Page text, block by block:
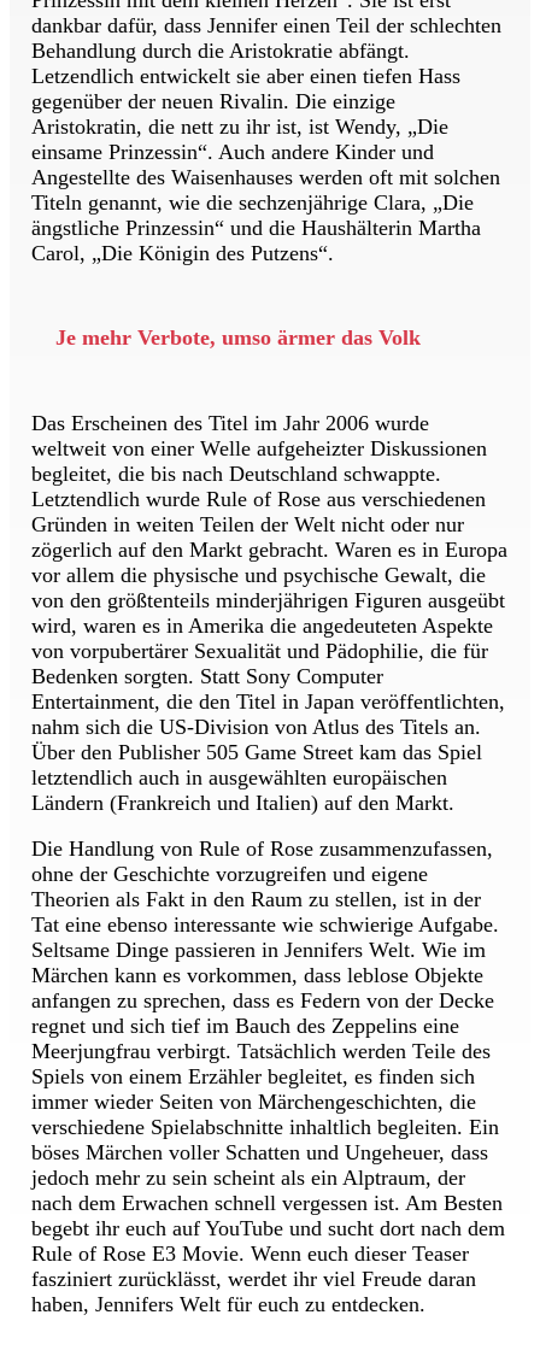
dankbar dafür, dass Jennifer einen Teil der schlechten
Behandlung durch die Aristokratie abfängt.
Letzendlich entwickelt sie aber einen tiefen Hass
gegenüber der neuen Rivalin. Die einzige
Aristokratin, die nett zu ihr ist, ist Wendy, „Die
einsame Prinzessin“. Auch andere Kinder und
Angestellte des Waisenhauses werden oft mit solchen
Titeln genannt, wie die sechzenjährige Clara, „Die
ängstliche Prinzessin“ und die Haushälterin Martha
Carol, „Die Königin des Putzens“.
Je mehr Verbote, umso ärmer das Volk
Das Erscheinen des Titel im Jahr 2006 wurde
weltweit von einer Welle aufgeheizter Diskussionen
begleitet, die bis nach Deutschland schwappte.
Letztendlich wurde Rule of Rose aus verschiedenen
Gründen in weiten Teilen der Welt nicht oder nur
zögerlich auf den Markt gebracht. Waren es in Europa
vor allem die physische und psychische Gewalt, die
von den größtenteils minderjährigen Figuren ausgeübt
wird, waren es in Amerika die angedeuteten Aspekte
von vorpubertärer Sexualität und Pädophilie, die für
Bedenken sorgten. Statt Sony Computer
Entertainment, die den Titel in Japan veröffentlichten,
nahm sich die US-Division von Atlus des Titels an.
Über den Publisher 505 Game Street kam das Spiel
letztendlich auch in ausgewählten europäischen
Ländern (Frankreich und Italien) auf den Markt.
Die Handlung von Rule of Rose zusammenzufassen,
ohne der Geschichte vorzugreifen und eigene
Theorien als Fakt in den Raum zu stellen, ist in der
Tat eine ebenso interessante wie schwierige Aufgabe.
Seltsame Dinge passieren in Jennifers Welt. Wie im
Märchen kann es vorkommen, dass leblose Objekte
anfangen zu sprechen, dass es Federn von der Decke
regnet und sich tief im Bauch des Zeppelins eine
Meerjungfrau verbirgt. Tatsächlich werden Teile des
Spiels von einem Erzähler begleitet, es finden sich
immer wieder Seiten von Märchengeschichten, die
verschiedene Spielabschnitte inhaltlich begleiten. Ein
böses Märchen voller Schatten und Ungeheuer, dass
jedoch mehr zu sein scheint als ein Alptraum, der
nach dem Erwachen schnell vergessen ist. Am Besten
begebt ihr euch auf YouTube und sucht dort nach dem
Rule of Rose E3 Movie. Wenn euch dieser Teaser
fasziniert zurücklässt, werdet ihr viel Freude daran
haben, Jennifers Welt für euch zu entdecken.